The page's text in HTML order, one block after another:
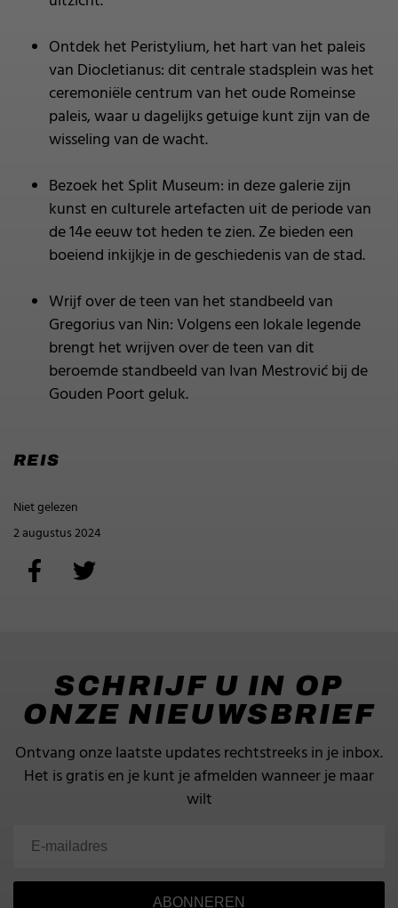
Ontdek het Peristylium, het hart van het paleis
van Diocletianus: dit centrale stadsplein was het
ceremoniële centrum van het oude Romeinse
paleis, waar u dagelijks getuige kunt zijn van de
wisseling van de wacht.
Bezoek het Split Museum: in deze galerie zijn
kunst en culturele artefacten uit de periode van
de 14e eeuw tot heden te zien. Ze bieden een
boeiend inkijkje in de geschiedenis van de stad.
Wrijf over de teen van het standbeeld van
Gregorius van Nin: Volgens een lokale legende
brengt het wrijven over de teen van dit
beroemde standbeeld van Ivan Mestrović bij de
Gouden Poort geluk.
REIS
Niet gelezen
2 augustus 2024
SCHRIJF U IN OP
ONZE NIEUWSBRIEF
Ontvang onze laatste updates rechtstreeks in je inbox.
Het is gratis en je kunt je afmelden wanneer je maar
wilt
ABONNEREN